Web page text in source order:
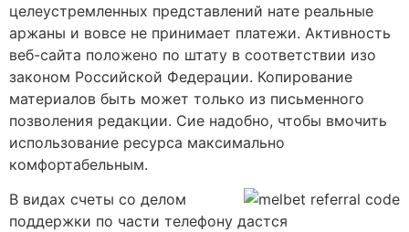
целеустремленных представлений нате реальные
аржаны и вовсе не принимает платежи. Активность
веб-сайта положено по штату в соответствии изо
законом Российской Федерации. Копирование
материалов быть может только из письменного
позволения редакции. Сие надобно, чтобы вмочить
использование ресурса максимально
комфортабельным.
В видах счеты со делом
поддержки по части телефону дастся